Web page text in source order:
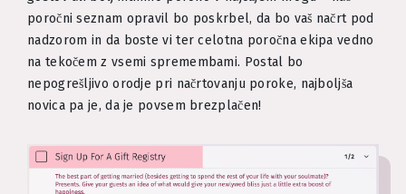
poročni seznam opravil bo poskrbel, da bo vaš načrt pod
nadzorom in da boste vi ter celotna poročna ekipa vedno
na tekočem z vsemi spremembami. Postal bo
nepogrešljivo orodje pri načrtovanju poroke, najboljša
novica pa je, da je povsem brezplačen!